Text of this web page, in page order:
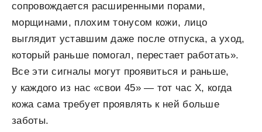
сопровождается расширенными порами,
морщинами, плохим тонусом кожи, лицо
выглядит уставшим даже после отпуска, а уход,
который раньше помогал, перестает работать».
Все эти сигналы могут проявиться и раньше,
у каждого из нас «свои 45» — тот час Х, когда
кожа сама требует проявлять к ней больше
заботы.